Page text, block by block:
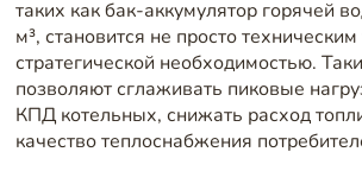
таких как бак-аккумулятор горячей
м³, становится не просто
стратегической необходимостью.
позволяют сглаживать пиковые
КПД котельных, снижать расход
качество теплоснабжения